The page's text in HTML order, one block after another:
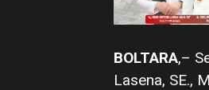
BOLTARA,–
Lasena, SE.,